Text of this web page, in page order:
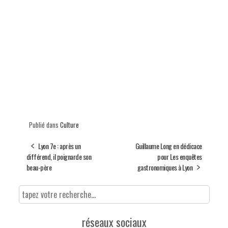
Publié dans Culture
Lyon 7e : après un
différend, il poignarde son
beau-père
Guillaume Long en dédicace
pour Les enquêtes
gastronomiques à Lyon
réseaux sociaux